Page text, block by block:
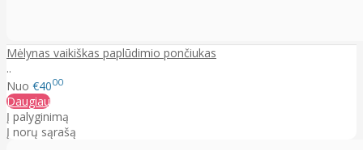
Mėlynas vaikiškas paplūdimio pončiukas
..
Nuo €4000
Daugiau
Į palyginimą
Į norų sąrašą